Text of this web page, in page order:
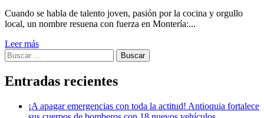
Cuando se habla de talento joven, pasión por la cocina y orgullo
local, un nombre resuena con fuerza en Montería:...
Leer más
Buscar:
Entradas recientes
¡A apagar emergencias con toda la actitud! Antioquia fortalece